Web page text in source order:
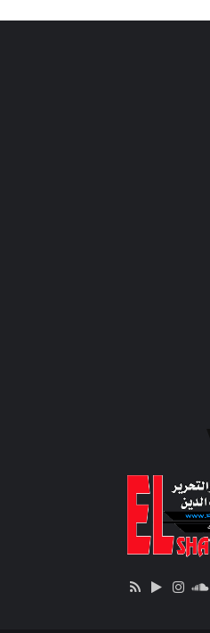
‫YouTube
ساوندانستقرام‏Google